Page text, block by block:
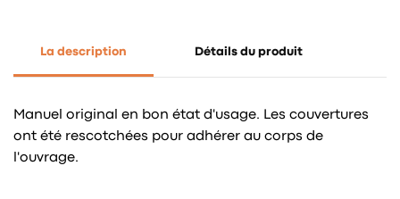
La description Détails du produit
Manuel original en bon état d'usage. Les couvertures
ont été rescotchées pour adhérer au corps de
l'ouvrage.